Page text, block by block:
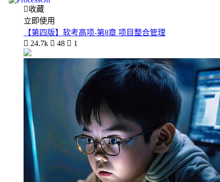
收藏
立即使用
【第四版】软考高项-第8章 项目整合管理
 24.7k  48  1